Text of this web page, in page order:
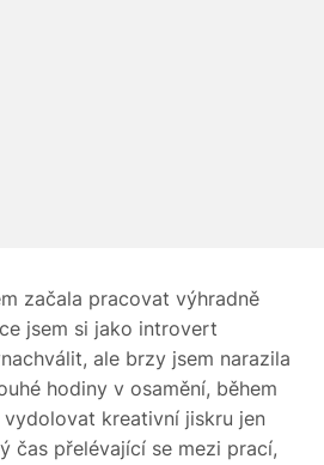
začala pracovat výhradně
jsem si jako introvert
ale brzy jsem narazila
hodiny v osamění, během
kreativní jiskru jen
čas přelévající se mezi prací,